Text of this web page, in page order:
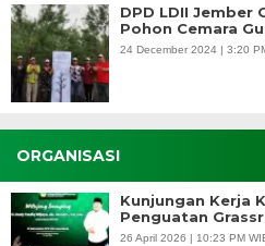
DPD LDII Jember
Pohon Cemara
24 December 2024 | 3:20
ORGANISASI
Kunjungan Kerja
Penguatan
26 April 2026 | 10:23 PM